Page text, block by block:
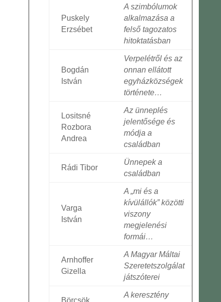
Puskely
Erzsébet
A szimbólumok
alkalmazása a
felső tagozatos
hitoktatásban
Bogdán
István
Verpelétről és az
onnan ellátott
egyházközségek
története…
Lositsné
Rozbora
Andrea
Az ünneplés
jelentősége és
módja a
családban
Rádi Tibor
Ünnepek a
családban
Varga
István
A „mi és a
kívülállók” közötti
viszony
megjelenési
formái…
Arnhoffer
Gizella
A Magyar Máltai
Szeretetszolgálat
játszóterei
Börcsök
A keresztény